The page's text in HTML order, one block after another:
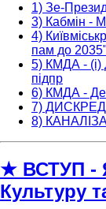
1) Зе-
3) Кабмін -
4)
пам до 2035"
5) КМДА - (і)
підпр
6) КМДА -
7)
8)
★ ВСТУП -
Культуру